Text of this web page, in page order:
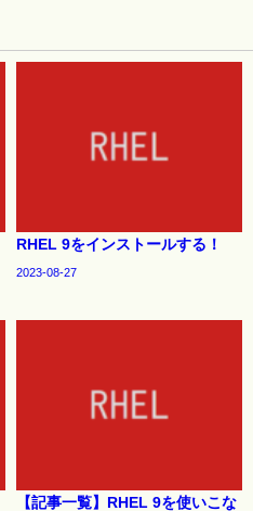
RHEL 9をインストールする！
2023-08-27
【記事一覧】RHEL 9を使いこな